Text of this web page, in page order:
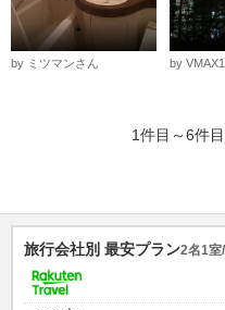
by ミツマンさん by
1件目～6件
旅行会社別 最安プラン2名1室